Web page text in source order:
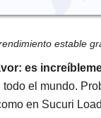
estable
es
el mundo.
en Sucuri